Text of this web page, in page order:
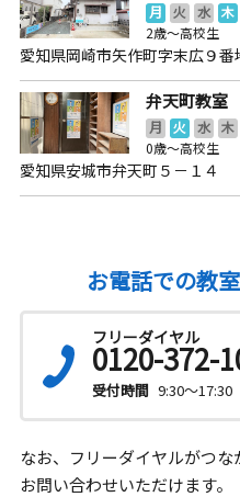
月 火 水 木
2歳～高校生
愛知県岡崎市矢作町字末広９番
弁天町教室
月 火 水 木
0歳～高校生
愛知県安城市弁天町５－１４
お電話での教
フリーダイヤル
0120-372-
受付時間 9:30～17:30
なお、フリーダイヤルがつ
お問い合わせいただけます。